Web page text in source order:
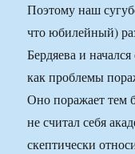
Поэтому наш
что юбилейный)
Бердяева и
как проблемы
Оно поражает тем
не считал себя
скептически